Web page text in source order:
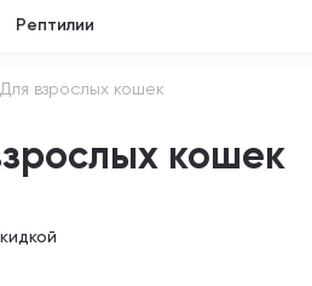
Рептилии
Для взрослых кошек
кошек